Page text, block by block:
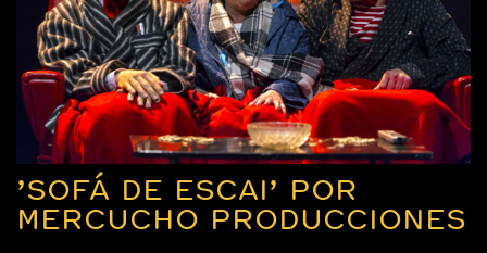
’SOFÁ DE ESCAI’ POR
MERCUCHO PRODUCCIONES